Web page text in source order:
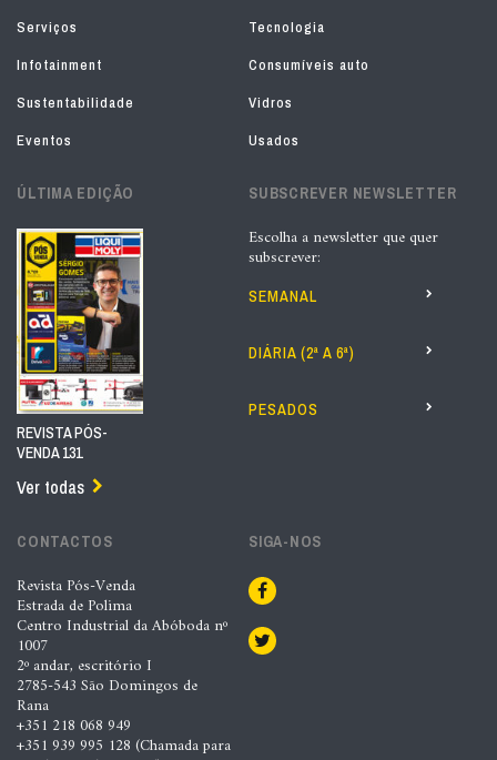
Serviços
Tecnologia
Infotainment
Consumíveis auto
Sustentabilidade
Vidros
Eventos
Usados
ÚLTIMA EDIÇÃO
REVISTA PÓS-
VENDA 131
Ver todas
SUBSCREVER NEWSLETTER
Escolha a newsletter que quer
subscrever:
SEMANAL
DIÁRIA (2ª A 6ª)
PESADOS
CONTACTOS
Revista Pós-Venda
Estrada de Polima
Centro Industrial da Abóboda nº
1007
2º andar, escritório I
2785-543 São Domingos de
Rana
+351 218 068 949
+351 939 995 128 (Chamada para
SIGA-NOS